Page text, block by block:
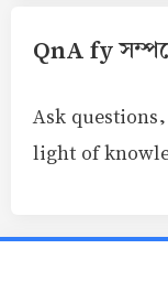
QnA fy
Ask
light of